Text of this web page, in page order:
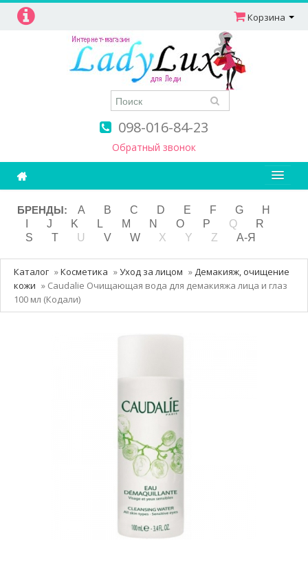
098-016-84-23
Обратный звонок
Корзина
Ароматерапия
Витамины
Детям и мамам
Косметика
Маникюр и педикюр
БРЕНДЫ: A B C D E F G
H
J K L M N O P Q
R
S
T U V W X Y Z А-Я
Каталог »Косметика »Уход за лицом »Демакияж, очищение
кожи » Caudalie Очищающая вода для демакияжа лица и глаз
100 мл (Кодали)